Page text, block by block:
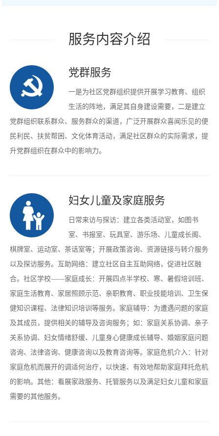
服务内容介绍
党群服务
一是为社区党群组织提供开展学习教育、组织
生活的阵地，满足其自身建设需要，二是建立
党群组织联系群众、服务群众的渠道，广泛开展群众喜闻乐见的便
民利民、扶贫帮困、文化体育活动，满足社区群众的实际需求，提
升党群组织在群众中的影响力。
妇女儿童及家庭服务
日常来访与探访：建立各类活动室，如图书
室、书报室、玩具室、游乐场、儿童成长阁、
棋牌室、运动室、茶话室等；开展政策咨询、资源链接与转介服务
以及探访服务。互助网络：建立社区自主互助网络，促进社区融
合。社区学校——家庭成长：开展四点半学校、寒、暑假培训班、
家庭生活教育、家居照顾示范、亲职教育、职业技能培训、卫生保
健知识课程、法律知识培训等服务。家庭辅导：为遭遇问题的家庭
及其成员，提供相关的辅导及咨询服务；如：家庭关系协调、亲子
关系协调、妇女情绪舒缓、儿童身心健康成长辅导、婚姻家庭问题
咨询、法律咨询、健康咨询以及教育咨询等。家庭危机介入：针对
家庭危机而展开的调适何治疗，以快速、有效地帮助家庭拜托危机
的影响。其他：看展家政服务、托管服务以及满足妇女儿童和家庭
需要的其他服务。